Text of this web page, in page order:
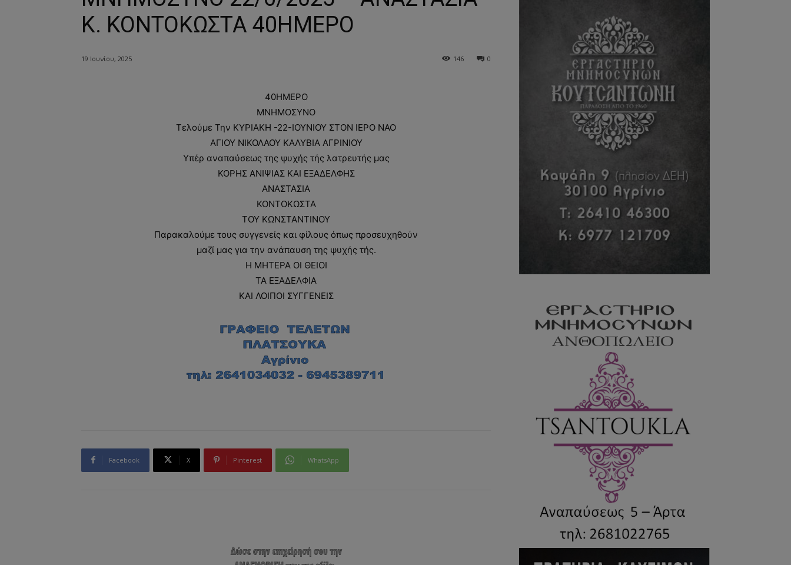
Κ. ΚΟΝΤΟΚΩΣΤΑ 40ΗΜΕΡΟ
19 Ιουνίου, 2025 0
146
40ΗΜΕΡΟ
ΜΝΗΜΟΣΥΝΟ
Τελούμε Την ΚΥΡΙΑΚΗ -22-ΙΟΥΝΙΟΥ ΣΤΟΝ ΙΕΡΟ ΝΑΟ
ΑΓΙΟΥ ΝΙΚΟΛΑΟΥ ΚΑΛΥΒΙΑ ΑΓΡΙΝΙΟΥ
Υπέρ αναπαύσεως της ψυχής τής λατρευτής μας
ΚΟΡΗΣ ΑΝΙΨΙΑΣ ΚΑΙ ΕΞΑΔΕΛΦΗΣ
ΑΝΑΣΤΑΣΙΑ
ΚΟΝΤΟΚΩΣΤΑ
ΤΟΥ ΚΩΝΣΤΑΝΤΙΝΟΥ
Παρακαλούμε τους συγγενείς και φίλους όπως προσευχηθούν
μαζί μας για την ανάπαυση της ψυχής τής.
Η ΜΗΤΕΡΑ ΟΙ ΘΕΙΟΙ
ΤΑ ΕΞΑΔΕΛΦΙΑ
ΚΑΙ ΛΟΙΠΟΙ ΣΥΓΓΕΝΕΙΣ
Facebook X Pinterest WhatsApp